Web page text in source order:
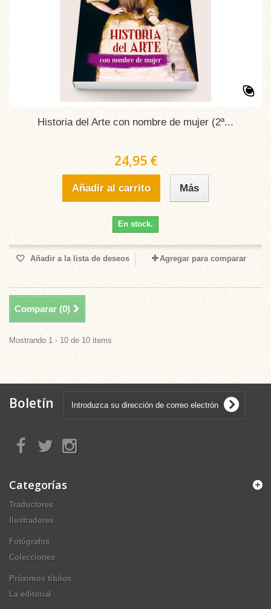
Historia del Arte con nombre de mujer (2ª...
24,95 €
Añadir al carrito Más
En stock.
Añadir a la lista de deseos Agregar para comparar
Comparar (0)
Mostrando 1 - 10 de 10 items
Boletín
Categorías
Traductores
Ilustradores
Fotógrafos
Colecciones
Próximos títulos
La editorial